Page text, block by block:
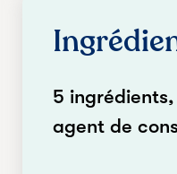
5
agent de